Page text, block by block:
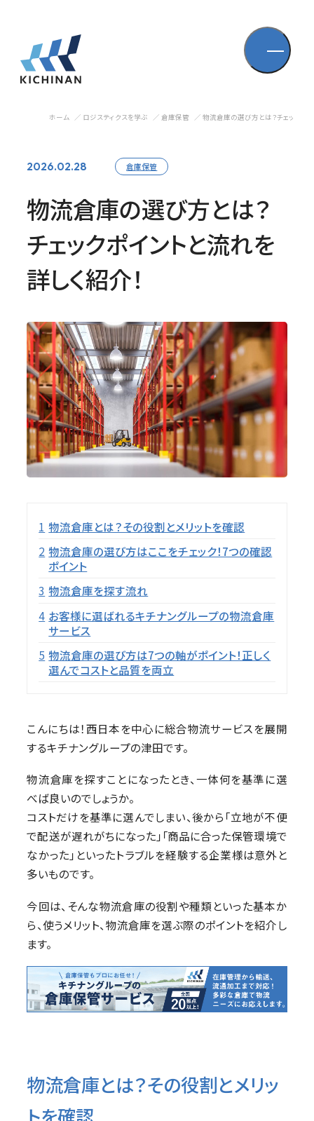
ホーム ロジスティクスを学ぶ 倉庫保管 物流倉庫の選び方とは？チェックポ
2026.02.28 倉庫保管
物流倉庫の選び方とは？
チェックポイントと流れを
詳しく紹介！
目次
1 物流倉庫とは？その役割とメリットを確認
2 物流倉庫の選び方はここをチェック！7つの確認
ポイント
3 物流倉庫を探す流れ
4 お客様に選ばれるキチナングループの物流倉庫
サービス
5 物流倉庫の選び方は7つの軸がポイント！正しく
選んでコストと品質を両立
こんにちは！西日本を中心に総合物流サービスを展開
するキチナングループの津田です。
物流倉庫を探すことになったとき、一体何を基準に選
べば良いのでしょうか。
コストだけを基準に選んでしまい、後から「立地が不便
で配送が遅れがちになった」「商品に合った保管環境で
なかった」といったトラブルを経験する企業様は意外と
多いものです。
今回は、そんな物流倉庫の役割や種類といった基本か
ら、使うメリット、物流倉庫を選ぶ際のポイントを紹介し
ます。
物流倉庫とは？その役割とメリッ